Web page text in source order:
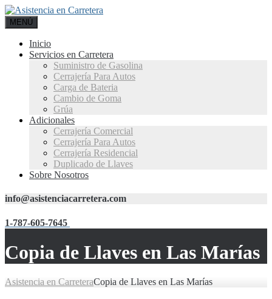
MENÚ
Inicio
Servicios en Carretera
Suministro de Gasolina
Cerrajería Para Autos
Carga de Bateria
Cambio de Goma
Grúa
Adicionales
Cerrajería Comercial
Cerrajería Para Autos
Cerrajería Residencial
Duplicado de Llaves
Sobre Nosotros
info@asistenciacarretera.com
1-787-605-7645
Copia de Llaves en Las Marías
Asistencia en CarreteraCopia de Llaves en Las Marías